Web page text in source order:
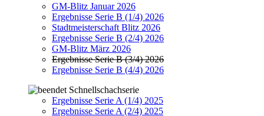
GM-Blitz Januar 2026
Ergebnisse Serie B (1/4) 2026
Stadtmeisterschaft Blitz 2026
Ergebnisse Serie B (2/4) 2026
GM-Blitz März 2026
Ergebnisse Serie B (3/4) 2026
Ergebnisse Serie B (4/4) 2026
Schnellschachserie
Ergebnisse Serie A (1/4) 2025
Ergebnisse Serie A (2/4) 2025